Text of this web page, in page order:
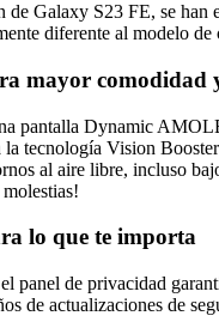
de Galaxy S23 FE, se
diferente al modelo de
mayor comodidad
pantalla Dynamic
la tecnología Vision
al aire libre, incluso
lo que te importa
panel de privacidad
de actualizaciones de